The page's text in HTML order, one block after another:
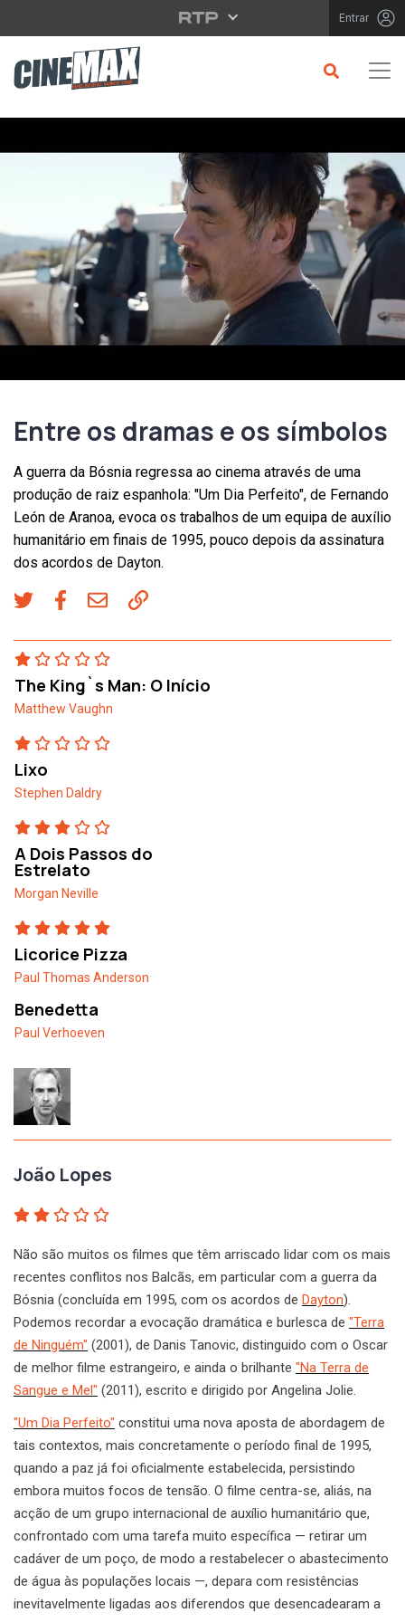
Saltar para o conteúdo principal Entrar
Entre os dramas e os símbolos
A guerra da Bósnia regressa ao cinema através de uma
produção de raiz espanhola: "Um Dia Perfeito", de Fernando
León de Aranoa, evoca os trabalhos de um equipa de auxílio
humanitário em finais de 1995, pouco depois da assinatura
dos acordos de Dayton.
The King`s Man: O Início
Matthew Vaughn
Lixo
Stephen Daldry
A Dois Passos do
Estrelato
Morgan Neville
Licorice Pizza
Paul Thomas Anderson
Benedetta
Paul Verhoeven
João Lopes
Não são muitos os filmes que têm arriscado lidar com os mais
recentes conflitos nos Balcãs, em particular com a guerra da
Bósnia (concluída em 1995, com os acordos de Dayton).
Podemos recordar a evocação dramática e burlesca de "Terra
de Ninguém" (2001), de Danis Tanovic, distinguido com o Oscar
de melhor filme estrangeiro, e ainda o brilhante "Na Terra de
Sangue e Mel" (2011), escrito e dirigido por Angelina Jolie.
"Um Dia Perfeito" constitui uma nova aposta de abordagem de
tais contextos, mais concretamente o período final de 1995,
quando a paz já foi oficialmente estabelecida, persistindo
embora muitos focos de tensão. O filme centra-se, aliás, na
acção de um grupo internacional de auxílio humanitário que,
confrontado com uma tarefa muito específica — retirar um
cadáver de um poço, de modo a restabelecer o abastecimento
de água às populações locais —, depara com resistências
inevitavelmente ligadas aos diferendos que desencadearam a